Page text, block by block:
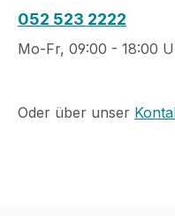
052 523 2222
Mo-Fr, 09:00 - 18:00
Oder über unser